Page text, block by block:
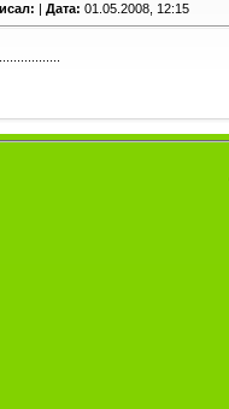
| Дата: 01.05.2008, 12:15